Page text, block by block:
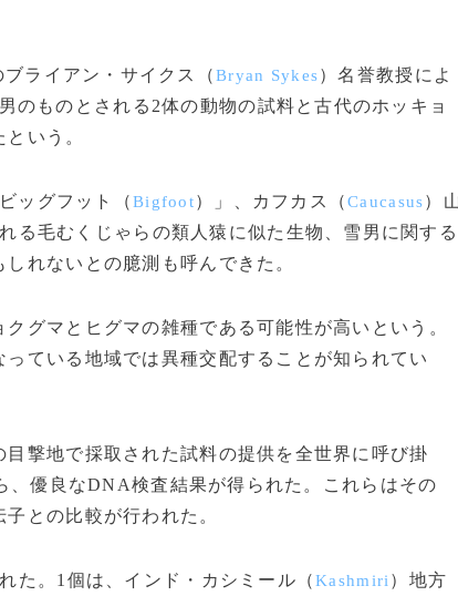
ブライアン・サイクス（Bryan Sykes）名誉教授によ
のものとされる2体の動物の試料と古代のホッキョ
いう。
ッグフット（Bigfoot）」、カフカス（Caucasus）
る毛むくじゃらの類人猿に似た生物、雪男に関する
れないとの臆測も呼んできた。
グマとヒグマの雑種である可能性が高いという。
ている地域では異種交配することが知られてい
撃地で採取された試料の提供を全世界に呼び掛
、優良なDNA検査結果が得られた。これらはその
との比較が行われた。
た。1個は、インド・カシミール（Kashmiri ）地方